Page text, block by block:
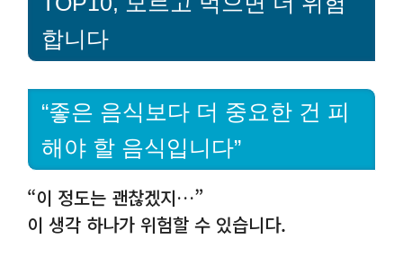
합니다
“좋은 음식보다 더 중요한 건 피
해야 할 음식입니다”
“이 정도는 괜찮겠지…”
이 생각 하나가 위험할 수 있습니다.